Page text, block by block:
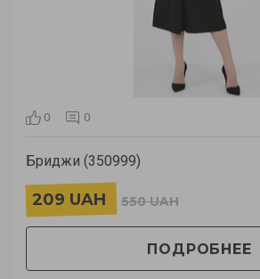
0 0
Бриджи (350999)
209 UAH 550 UAH
ПОДРОБНЕЕ